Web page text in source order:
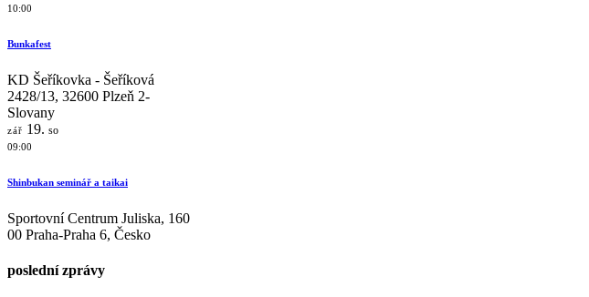
10:00
Bunkafest
KD Šeříkovka - Šeříková
2428/13, 32600 Plzeň 2-
Slovany
zář 19. so
09:00
Shinbukan seminář a taikai
Sportovní Centrum Juliska, 160
00 Praha-Praha 6, Česko
poslední zprávy